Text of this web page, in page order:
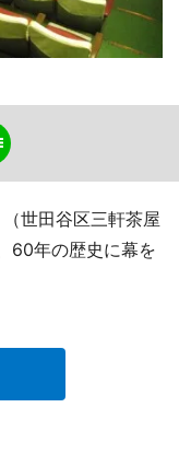
世田谷区三軒茶屋
60年の歴史に幕を